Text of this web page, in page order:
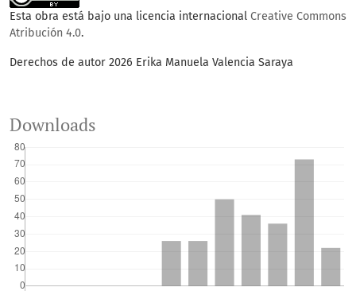
Esta obra está bajo una licencia internacional Creative Commons
Atribución 4.0.
Derechos de autor 2026 Erika Manuela Valencia Saraya
Downloads